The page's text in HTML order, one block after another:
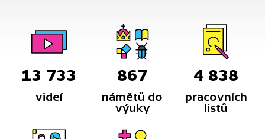
13 733
videí
867
námětů do
výuky
4 838
pracovních
listů